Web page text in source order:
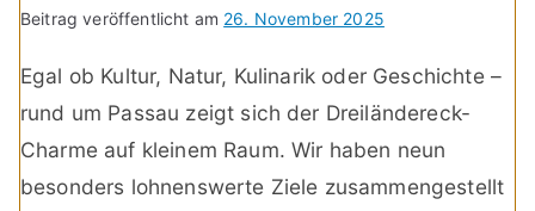
Beitrag veröffentlicht am 26. November 2025
Egal ob Kultur, Natur, Kulinarik oder Geschichte –
rund um Passau zeigt sich der Dreiländereck-
Charme auf kleinem Raum. Wir haben neun
besonders lohnenswerte Ziele zusammengestellt